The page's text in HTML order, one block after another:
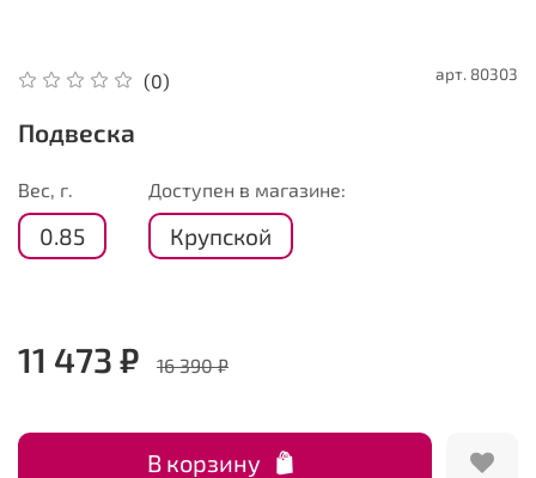
(0) арт. 80303
Подвеска
Вес, г.
0.85
Доступен в магазине:
Крупской
11 473 ₽ 16 390 ₽
В корзину